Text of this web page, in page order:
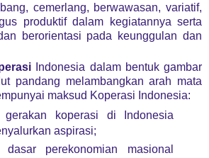
cemerlang, berwawasan, variatif,
produktif dalam kegiatannya serta
berorientasi pada keunggulan dan
Indonesia dalam bentuk gambar
pandang melambangkan arah mata
maksud Koperasi Indonesia:
gerakan koperasi di Indonesia
aspirasi;
dasar perekonomian masional